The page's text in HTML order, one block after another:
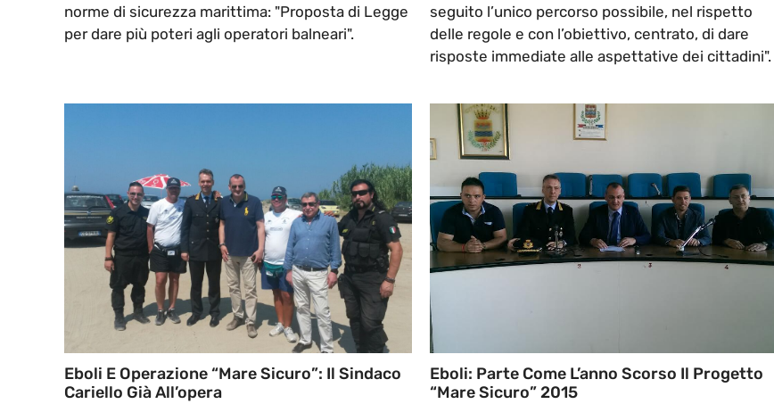
norme di sicurezza marittima: "Proposta di Legge
per dare più poteri agli operatori balneari".
seguito l’unico percorso possibile, nel rispetto
delle regole e con l’obiettivo, centrato, di dare
risposte immediate alle aspettative dei cittadini".
Eboli E Operazione “Mare Sicuro”: Il Sindaco
Cariello Già All’opera
Eboli: Parte Come L’anno Scorso Il Progetto
“Mare Sicuro” 2015